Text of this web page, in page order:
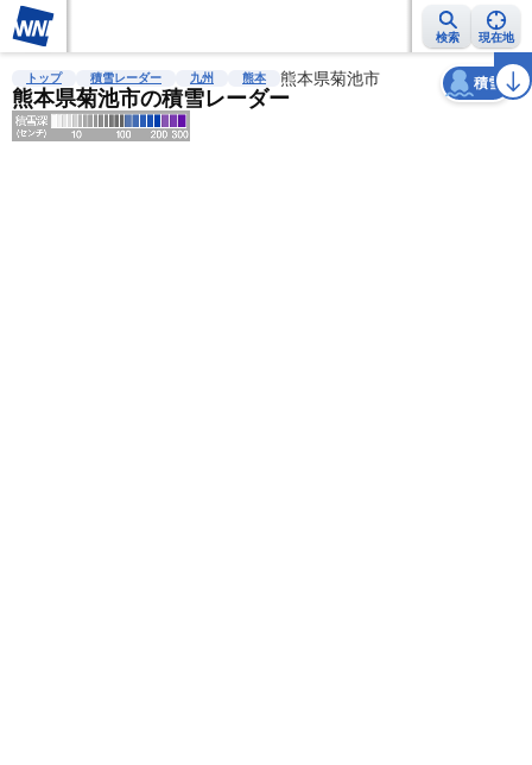
検索 現在地
雨雲レーダー 台風情報 地震情報 警報・注意報 2週間天気 ラ
トップ 積雪レーダー 九州 熊本 熊本県菊池市
熊本県菊池市の積雪レーダー
積雪
天気 台風